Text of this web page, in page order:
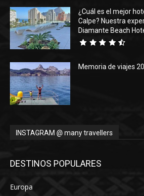
¿Cuál es el mejor
Calpe? Nuestra
Diamante Beach
Memoria de viajes
INSTAGRAM @ many travellers
DESTINOS POPULARES
Europa